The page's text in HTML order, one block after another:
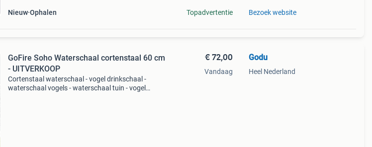
Nieuw Ophalen Topadvertentie Bezoek website
GoFire Soho Waterschaal cortenstaal 60 cm
- UITVERKOOP
Cortenstaal waterschaal - vogel drinkschaal -
waterschaal vogels - waterschaal tuin - vogel
€ 72,00
Vandaag
Godu
Heel Nederland